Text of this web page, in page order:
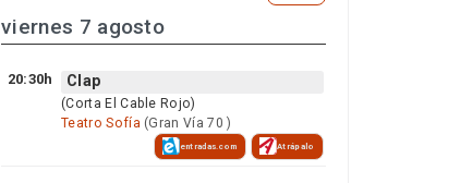
viernes 7 agosto
20:30h Clap
(Corta El Cable Rojo)
Teatro Sofía (Gran Vía 70 )
entradas.com Atrápalo